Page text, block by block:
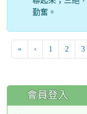
勤奮。
« ‹ 1 2 3
:::
會員登入